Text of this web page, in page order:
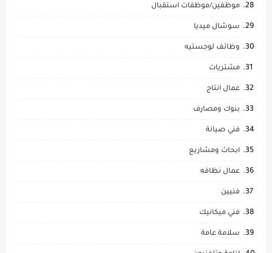
موظفين/موظفات استقبال
سوشال ميديا
وظائف لوجستيه
مشتريات
عمال انتاج
بنوك ومصارف
فني صيانة
ابحاث ومشاريع
عمال نظافه
فنيين
فني ميكانيك
سلامة عامة